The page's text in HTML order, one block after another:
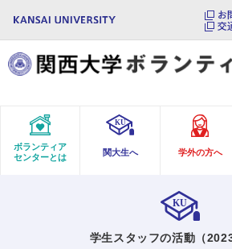
お
交
ボランティア
センターとは
関大生へ 学外の方へ
学生スタッフの活動（2023